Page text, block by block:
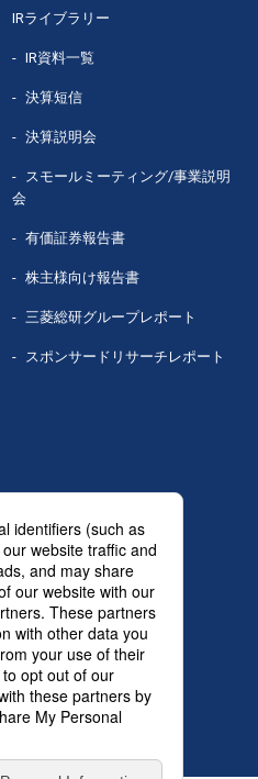
IRライブラリー
IR資料一覧
決算短信
決算説明会
スモールミーティング/事業説明
会
有価証券報告書
株主様向け報告書
三菱総研グループレポート
スポンサードリサーチレポート
IRニュース